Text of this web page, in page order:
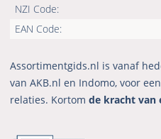
NZI Code:
EAN Code:
Assortimentgids.nl is vanaf
van AKB.nl en Indomo, voor
relaties. Kortomde kracht van